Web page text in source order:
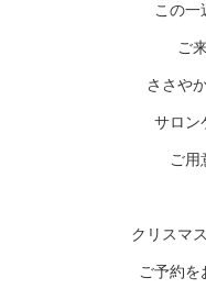
この一
ご
ささや
サロン
ご用
クリスマ
ご予約を